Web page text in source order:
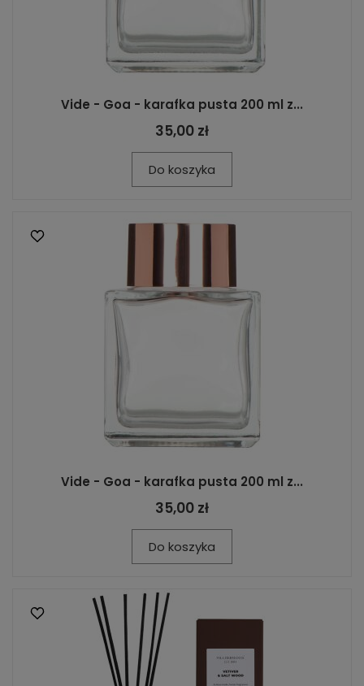
Vide - Goa - karafka pusta 200 ml z...
35,00 zł
Do koszyka
Vide - Goa - karafka pusta 200 ml z...
35,00 zł
Do koszyka